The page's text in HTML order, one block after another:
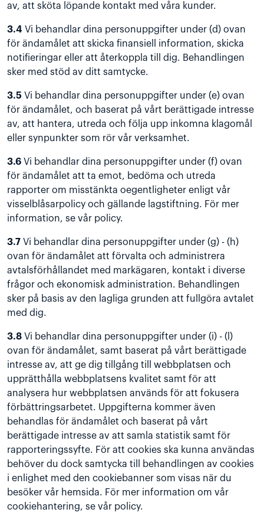
av, att sköta löpande kontakt med våra kunder.
3.4 Vi behandlar dina personuppgifter under (d) ovan
för ändamålet att skicka finansiell information, skicka
notifieringar eller att återkoppla till dig. Behandlingen
sker med stöd av ditt samtycke.
3.5 Vi behandlar dina personuppgifter under (e) ovan
för ändamålet, och baserat på vårt berättigade intresse
av, att hantera, utreda och följa upp inkomna klagomål
eller synpunkter som rör vår verksamhet.
3.6 Vi behandlar dina personuppgifter under (f) ovan
för ändamålet att ta emot, bedöma och utreda
rapporter om misstänkta oegentligheter enligt vår
visselblåsarpolicy och gällande lagstiftning. För mer
information, se vår policy.
3.7 Vi behandlar dina personuppgifter under (g) - (h)
ovan för ändamålet att förvalta och administrera
avtalsförhållandet med markägaren, kontakt i diverse
frågor och ekonomisk administration. Behandlingen
sker på basis av den lagliga grunden att fullgöra avtalet
med dig.
3.8 Vi behandlar dina personuppgifter under (i) - (l)
ovan för ändamålet, samt baserat på vårt berättigade
intresse av, att ge dig tillgång till webbplatsen och
upprätthålla webbplatsens kvalitet samt för att
analysera hur webbplatsen används för att fokusera
förbättringsarbetet. Uppgifterna kommer även
behandlas för ändamålet och baserat på vårt
berättigade intresse av att samla statistik samt för
rapporteringssyfte. För att cookies ska kunna användas
behöver du dock samtycka till behandlingen av cookies
i enlighet med den cookiebanner som visas när du
besöker vår hemsida. För mer information om vår
cookiehantering, se vår policy.